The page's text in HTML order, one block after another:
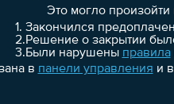
Это могло
1. Закончился
2.Решение о закрытии
3.Были нарушены правила
в панели управления и